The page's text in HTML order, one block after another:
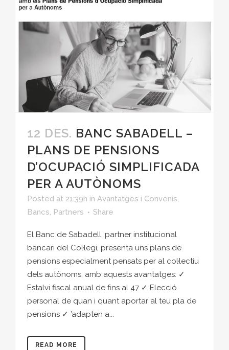
12 DES. BANC SABADELL –
PLANS DE PENSIONS
D’OCUPACIÓ SIMPLIFICADA
PER A AUTÒNOMS
Posted at 21:39h in Avantatges i Convenis,
Bancs, Partners Share
El Banc de Sabadell, partner institucional
bancari del Col·legi, presenta uns plans de
pensions especialment pensats per al col·lectiu
dels autònoms, amb aquests avantatges: ✓
Estalvi fiscal anual de fins al 47 ✓ Elecció
personal de quan i quant aportar al teu pla de
pensions ✓ ’adapten a...
READ MORE